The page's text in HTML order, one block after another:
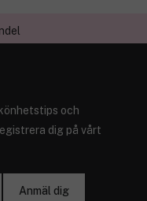
och
dig på vårt
Anmäl dig